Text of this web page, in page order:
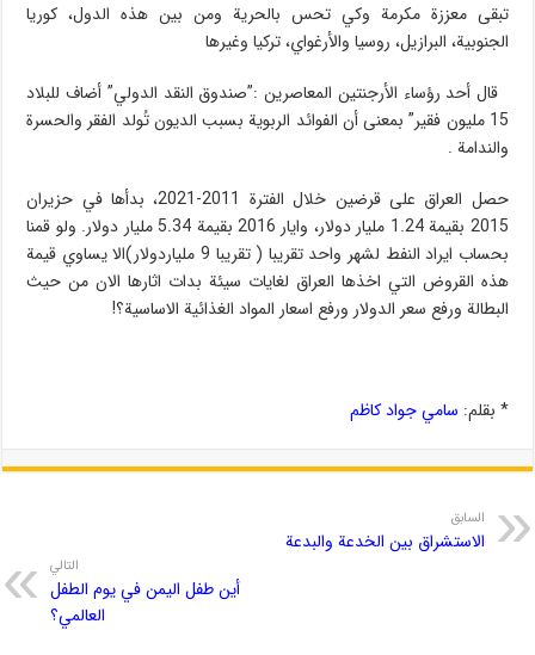
تبقى معززة مكرمة وكي تحس بالحرية ومن بين هذه الدول، كوريا
الجنوبية، البرازيل، روسيا والأرغواي، تركيا وغيرها
قال أحد رؤساء الأرجنتين المعاصرين :”صندوق النقد الدولي” أضاف للبلاد
15 مليون فقير” بمعنى أن الفوائد الربوية بسبب الديون تُولد الفقر والحسرة
والندامة .
حصل العراق على قرضين خلال الفترة 2011-2021، بدأها في حزيران
2015 بقيمة 1.24 مليار دولار، وايار 2016 بقيمة 5.34 مليار دولار. ولو قمنا
بحساب ايراد النفط لشهر واحد تقريبا ( تقريبا 9 ملياردولار)الا يساوي قيمة
هذه القروض التي اخذها العراق لغايات سيئة بدات اثارها الان من حيث
البطالة ورفع سعر الدولار ورفع اسعار المواد الغذائية الاساسية؟!
* بقلم: سامي جواد کاظم
السابق
الاستشراق بين الخدعة والبدعة
التالي
أین طفل اليمن في يوم الطفل
العالمي؟